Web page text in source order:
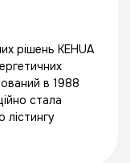
рішень KEHUA
в 1988
стала
лістингу